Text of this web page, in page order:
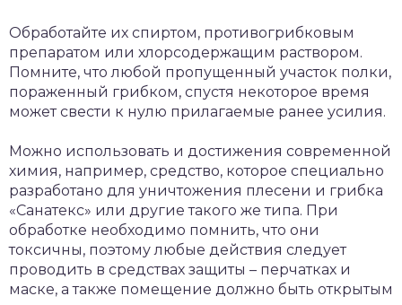
Обработайте их спиртом, противогрибковым
препаратом или хлорсодержащим раствором.
Помните, что любой пропущенный участок полки,
пораженный грибком, спустя некоторое время
может свести к нулю прилагаемые ранее усилия.
Можно использовать и достижения современной
химия, например, средство, которое специально
разработано для уничтожения плесени и грибка
«Санатекс» или другие такого же типа. При
обработке необходимо помнить, что они
токсичны, поэтому любые действия следует
проводить в средствах защиты – перчатках и
маске, а также помещение должно быть открытым